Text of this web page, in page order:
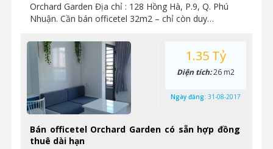
Orchard Garden Địa chỉ : 128 Hồng Hà, P.9, Q. Phú
Nhuận. Cần bán officetel 32m2 – chỉ còn duy…
Bán officetel Orchard Garden có sẵn hợp đồng
thuê dài hạn
1.35 Tỷ
Diện tích:26 m2
Ngày đăng: 31-08-2017